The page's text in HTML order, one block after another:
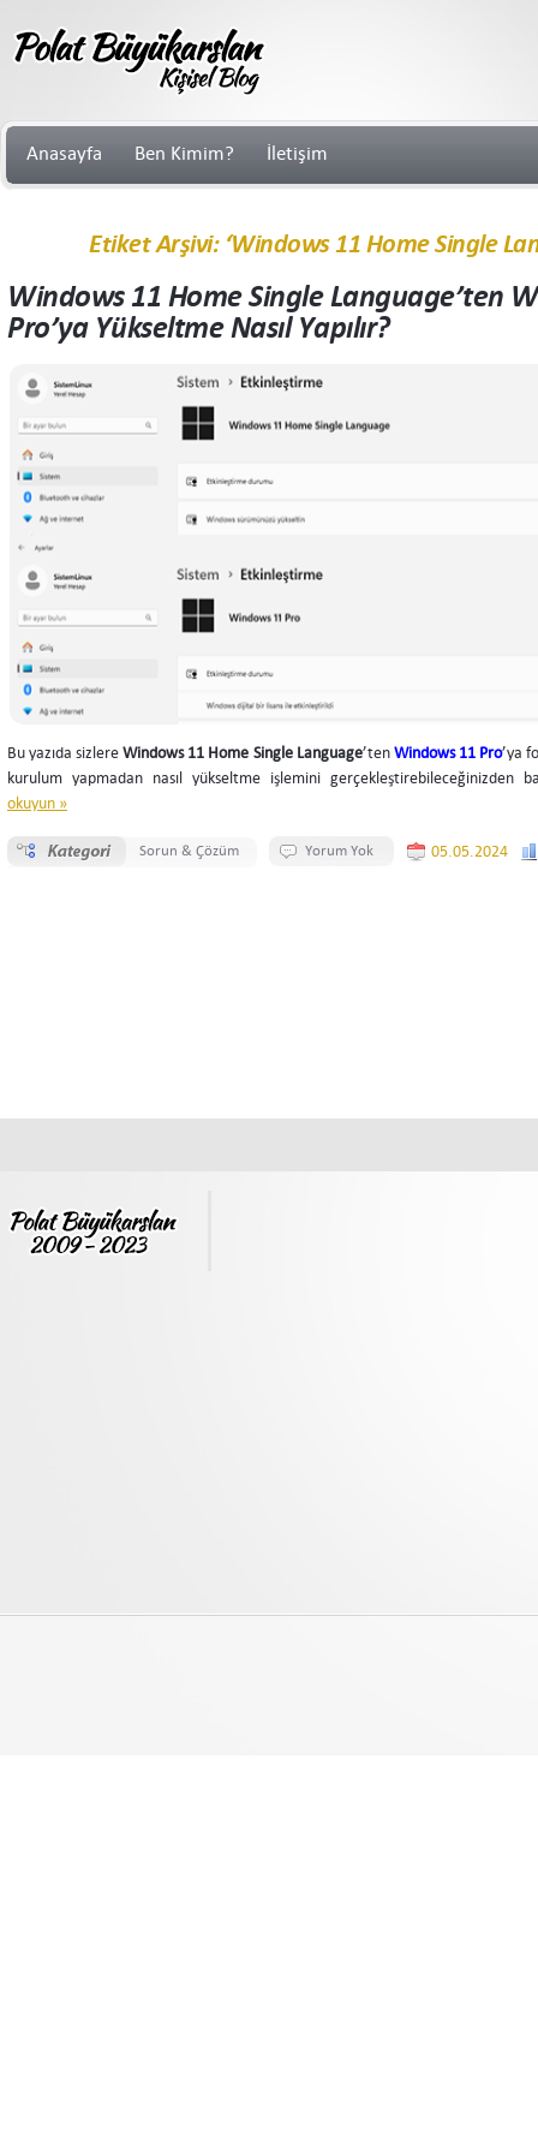
Anasayfa Ben Kimim? İletişim
Etiket Arşivi: ‘Windows 11 Home Single
Windows 11 Home Single Language’ten
Pro’ya Yükseltme Nasıl Yapılır?
Bu yazıda sizlereWindows 11 Home Single Language’tenWindows 11 Pro’ya
kurulum yapmadan nasıl yükseltme işlemini gerçekleştirebileceğinizden
okuyun »
Sorun & Çözüm Yorum Yok 05.05.2024